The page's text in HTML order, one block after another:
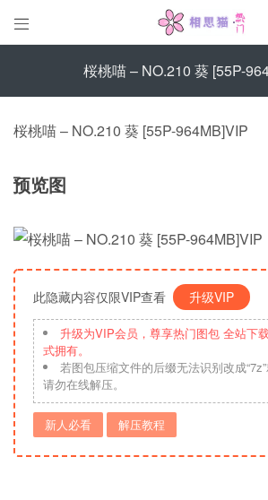

桜桃喵 – NO.210 葵 [55P-
桜桃喵 – NO.210 葵 [55P-964MB]VIP
预览图
此隐藏内容仅限VIP查看 升级VIP
升级为VIP会员，尊享热门图包 全站下
式拥有。
若图包压缩文件的后缀无法识别改成
请勿在线解压。
新人必看 解压教程